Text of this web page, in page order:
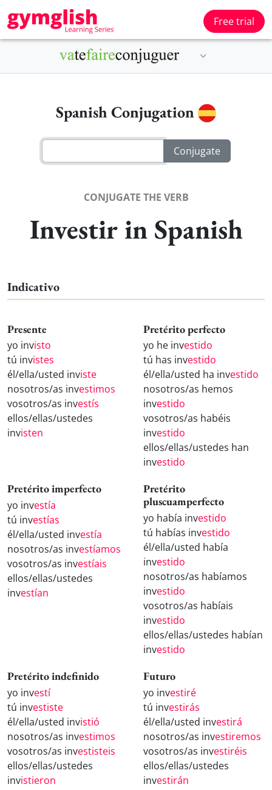
Free trial
Spanish Conjugation
CONJUGATE THE VERB
Investir in Spanish
Indicativo
Presente
yo invisto
tú invistes
él/ella/usted inviste
nosotros/as investimos
vosotros/as investís
ellos/ellas/ustedes
invisten
Pretérito perfecto
yo he investido
tú has investido
él/ella/usted ha investido
nosotros/as hemos
investido
vosotros/as habéis
investido
ellos/ellas/ustedes han
investido
Pretérito imperfecto
yo investía
tú investías
él/ella/usted investía
nosotros/as investíamos
vosotros/as investíais
ellos/ellas/ustedes
investían
Pretérito
pluscuamperfecto
yo había investido
tú habías investido
él/ella/usted había
investido
nosotros/as habíamos
investido
vosotros/as habíais
investido
ellos/ellas/ustedes habían
investido
Pretérito indefinido
yo investí
tú investiste
él/ella/usted invistió
nosotros/as investimos
vosotros/as investisteis
ellos/ellas/ustedes
invistieron
Futuro
yo investiré
tú investirás
él/ella/usted investirá
nosotros/as investiremos
vosotros/as investiréis
ellos/ellas/ustedes
investirán